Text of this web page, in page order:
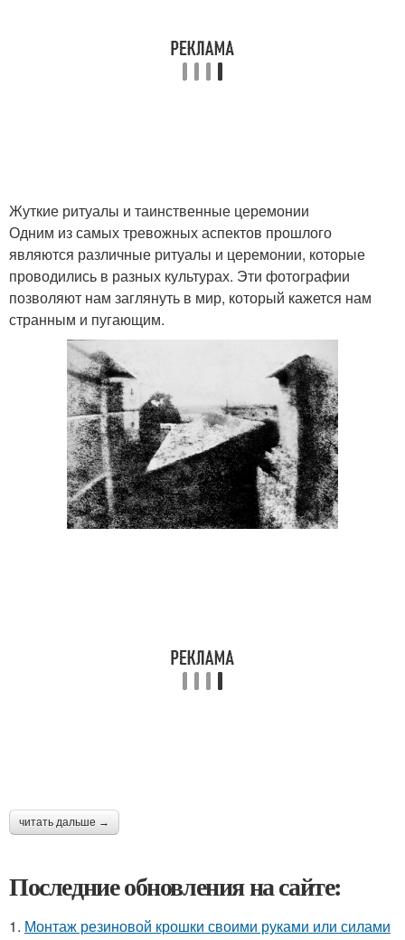
Жуткие ритуалы и таинственные церемонии
Одним из самых тревожных аспектов прошлого
являются различные ритуалы и церемонии, которые
проводились в разных культурах. Эти фотографии
позволяют нам заглянуть в мир, который кажется нам
странным и пугающим.
читать дальше →
Последние обновления на сайте:
1. Монтаж резиновой крошки своими руками или силами